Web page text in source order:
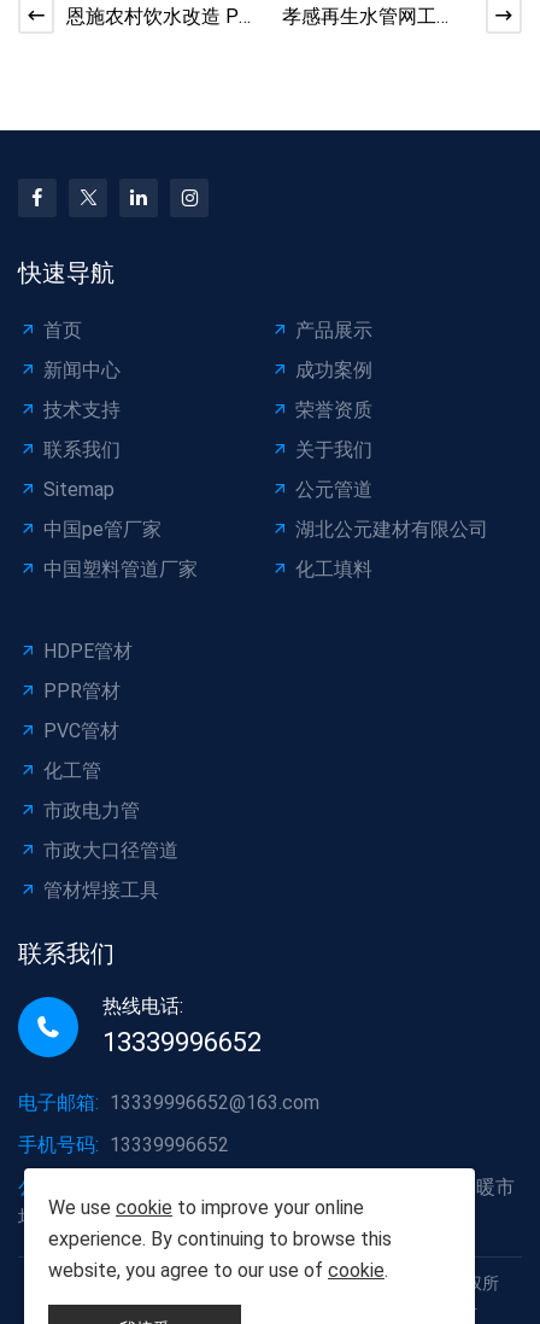
恩施农村饮水改造 PE
孝感再生水管网工
快速导航
首页
产品展示
新闻中心
成功案例
技术支持
荣誉资质
联系我们
关于我们
Sitemap
公元管道
中国pe管厂家
湖北公元建材有限公司
中国塑料管道厂家
化工填料
HDPE管材
PPR管材
PVC管材
化工管
市政电力管
市政大口径管道
管材焊接工具
联系我们
热线电话:
13339996652
电子邮箱: 13339996652@163.com
手机号码: 13339996652
公司地址:
湖北省武汉市洪山区白沙洲大道烽火五金水暖市
场A2栋6号
Copyright © 2012-2025 武汉胡杨树建材有限责任公司 版权所
有 鄂ICP备19013111号 鄂公网安备42011102005926号
We use cookie to improve your online
experience. By continuing to browse this
website, you agree to our use of cookie.